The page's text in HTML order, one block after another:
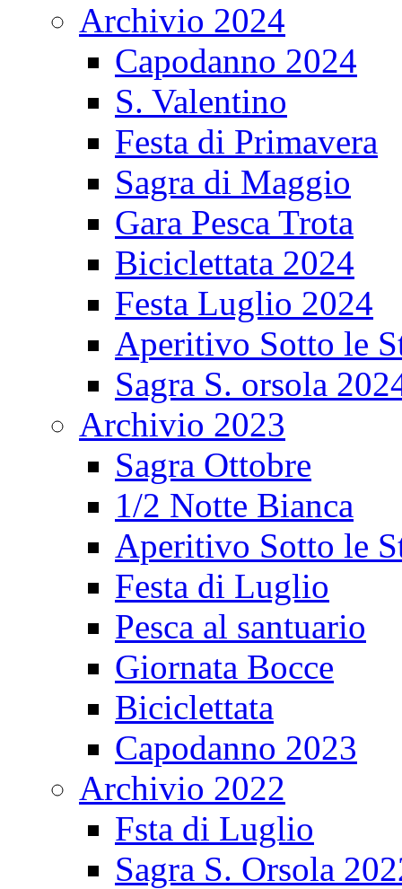
Archivio 2024
Capodanno 2024
S. Valentino
Festa di Primavera
Sagra di Maggio
Gara Pesca Trota
Biciclettata 2024
Festa Luglio 2024
Aperitivo Sotto le
Sagra S. orsola
Archivio 2023
Sagra Ottobre
1/2 Notte Bianca
Aperitivo Sotto le
Festa di Luglio
Pesca al santuario
Giornata Bocce
Biciclettata
Capodanno 2023
Archivio 2022
Fsta di Luglio
Sagra S. Orsola